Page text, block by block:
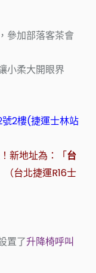
參加部落客茶會
小柔大開眼界
2樓(捷運士林站
新地址為：「台
（台北捷運R16士
置了升降椅呼叫